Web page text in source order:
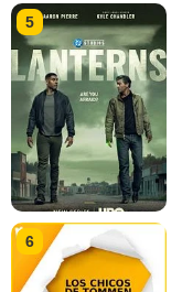
5
6